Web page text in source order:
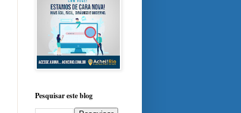
Pesquisar este blog